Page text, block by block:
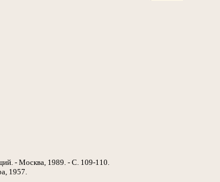
- Москва, 1989. - С. 109-110.
1957.